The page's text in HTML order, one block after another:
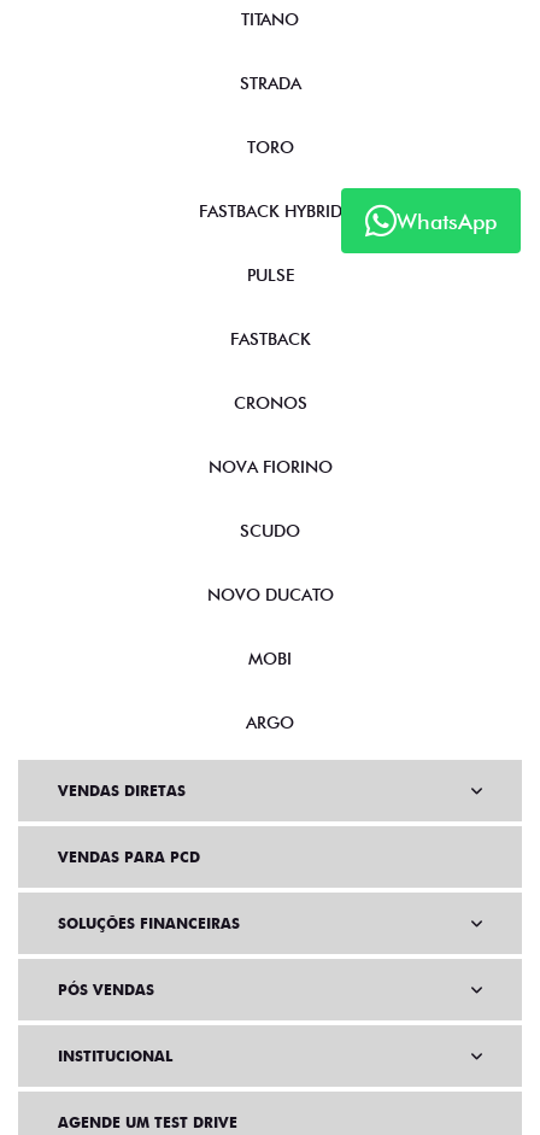
WhatsApp
TITANO
STRADA
TORO
FASTBACK HYBRID
PULSE
FASTBACK
CRONOS
NOVA FIORINO
SCUDO
NOVO DUCATO
MOBI
ARGO
VENDAS DIRETAS
VENDAS PARA PCD
SOLUÇÕES FINANCEIRAS
PÓS VENDAS
INSTITUCIONAL
AGENDE UM TEST DRIVE